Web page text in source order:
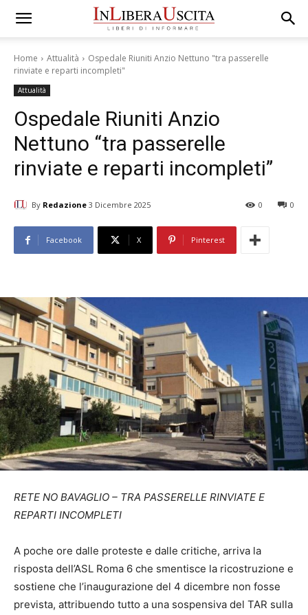
Home Attualità
Ospedale Riuniti Anzio Nettuno "tra passerelle
rinviate e reparti incompleti"
Attualità
Ospedale Riuniti Anzio
Nettuno “tra passerelle
rinviate e reparti incompleti”
By Redazione 3 Dicembre 2025 0
0
Facebook X Pinterest
RETE NO BAVAGLIO – TRA PASSERELLE RINVIATE E
REPARTI INCOMPLETI
A poche ore dalle proteste e dalle critiche, arriva la
risposta dell’ASL Roma 6 che smentisce la ricostruzione e
sostiene che l’inaugurazione del 4 dicembre non fosse
prevista, attribuendo tutto a una sospensiva del TAR sulla